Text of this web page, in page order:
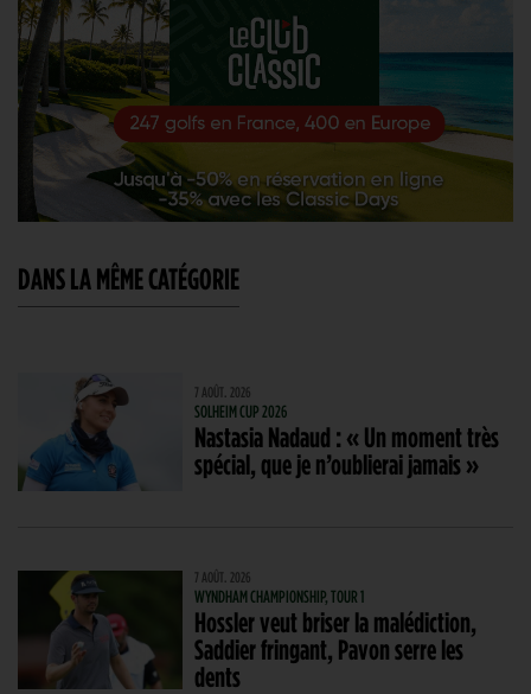
DANS LA MÊME CATÉGORIE
7 AOÛT. 2026
SOLHEIM CUP 2026
Nastasia Nadaud : « Un moment très
spécial, que je n’oublierai jamais »
7 AOÛT. 2026
WYNDHAM CHAMPIONSHIP, TOUR 1
Hossler veut briser la malédiction,
Saddier fringant, Pavon serre les
dents